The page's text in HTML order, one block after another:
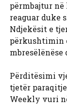
përmbajtur në
reaguar duke
Ndjekësit e
përkushtimin
Përditësimi
tjetër
Weekly vuri